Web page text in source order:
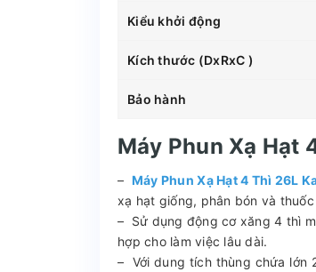
Kiểu khởi động
Kích thước (DxRxC )
Bảo hành
Máy Phun Xạ Hạt
– Máy Phun Xạ Hạt 4 Thì 26L
xạ hạt giống, phân bón và
– Sử dụng động cơ xăng 4 thì
hợp cho làm việc lâu dài.
– Với dung tích thùng chứa lớn